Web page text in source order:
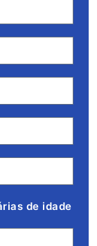
de idade